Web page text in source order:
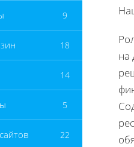
9
18
14
5
22
на